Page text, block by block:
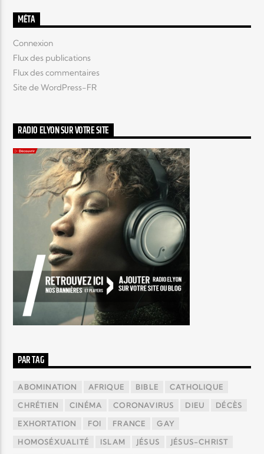
MÉTA
Connexion
Flux des publications
Flux des commentaires
Site de WordPress-FR
RADIO ELYON SUR VOTRE SITE
PAR TAG
ABOMINATION AFRIQUE BIBLE CATHOLIQUE
CHRÉTIEN CINÉMA CORONAVIRUS DIEU DÉCÈS
EXHORTATION FOI FRANCE GAY
HOMOSÉXUALITÉ ISLAM JÉSUS JÉSUS-CHRIST